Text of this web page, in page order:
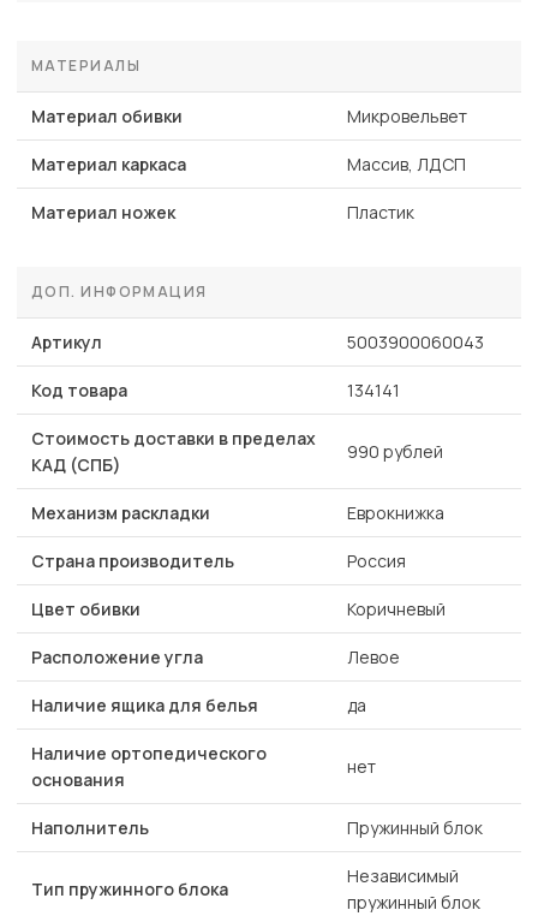
МАТЕРИАЛЫ
Материал обивки Микровельвет
Материал каркаса Массив, ЛДСП
Материал ножек Пластик
ДОП. ИНФОРМАЦИЯ
Артикул 5003900060043
Код товара 134141
Стоимость доставки в пределах
КАД (СПБ)
990 рублей
Механизм раскладки Еврокнижка
Страна производитель Россия
Цвет обивки Коричневый
Расположение угла Левое
Наличие ящика для белья да
Наличие ортопедического
основания
нет
Наполнитель Пружинный блок
Тип пружинного блока
Независимый
пружинный блок